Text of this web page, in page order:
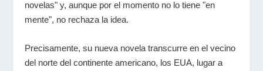
novelas" y, aunque por el momento no lo tiene "en
mente", no rechaza la idea.
Precisamente, su nueva novela transcurre en el vecino
del norte del continente americano, los EUA, lugar a